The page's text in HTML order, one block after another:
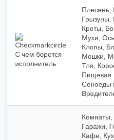
С чем борется
исполнитель
Плесень,
Кроты,
Мухи,
Клопы,
Мошки,
Тля,
Пищевая
Сеноеды
Комнаты,
Гаражи,
Кафе,